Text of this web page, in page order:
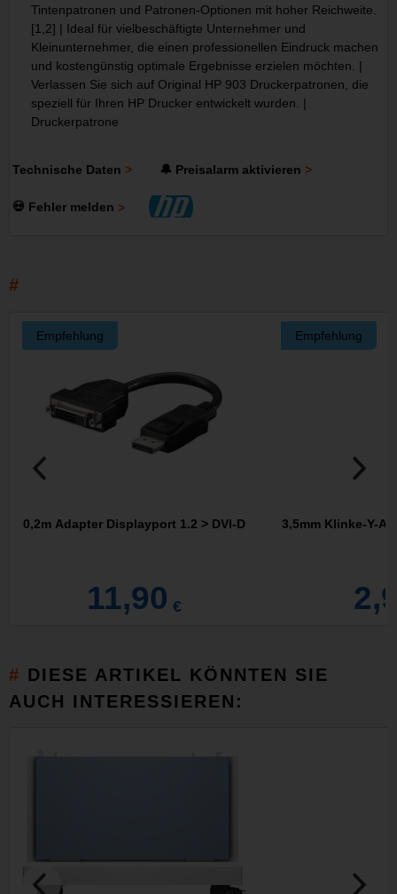
Tintenpatronen und Patronen-Optionen mit hoher Reichweite.
[1,2] | Ideal für vielbeschäftigte Unternehmer und
Kleinunternehmer, die einen professionellen Eindruck machen
und kostengünstig optimale Ergebnisse erzielen möchten. |
Verlassen Sie sich auf Original HP 903 Druckerpatronen, die
speziell für Ihren HP Drucker entwickelt wurden. |
Druckerpatrone
Technische Daten 🔔 Preisalarm aktivieren
💀 Fehler melden
Empfehlung
0,2m Adapter Displayport 1.2 > DVI-D
11,90 €
Empfehlung
3,5mm Klinke-Y-
DIESE ARTIKEL KÖNNTEN SIE
AUCH INTERESSIEREN: